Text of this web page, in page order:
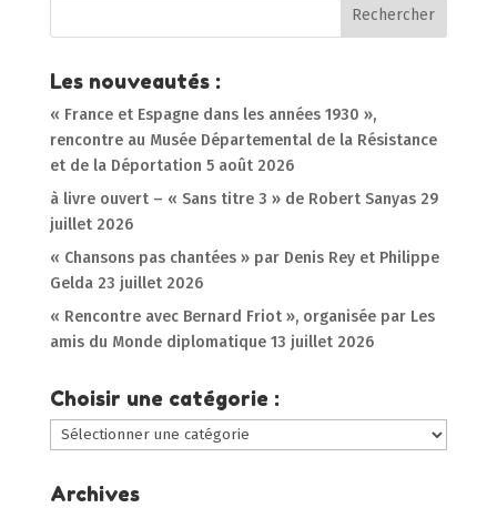
Les nouveautés :
« France et Espagne dans les années 1930 »,
rencontre au Musée Départemental de la Résistance
et de la Déportation 5 août 2026
à livre ouvert – « Sans titre 3 » de Robert Sanyas 29
juillet 2026
« Chansons pas chantées » par Denis Rey et Philippe
Gelda 23 juillet 2026
« Rencontre avec Bernard Friot », organisée par Les
amis du Monde diplomatique 13 juillet 2026
Choisir une catégorie :
Choisir
une
catégorie
Archives